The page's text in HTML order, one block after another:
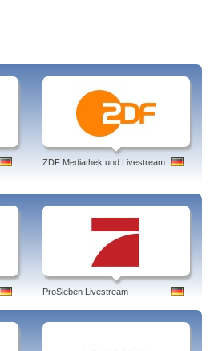
ZDF Mediathek und Livestream
ProSieben Livestream